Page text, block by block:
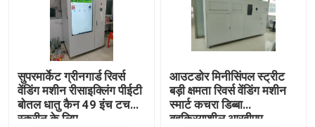
सुपरमार्केट ग्रीनगार्ड रिवर्स
वेंडिंग मशीन रीसाइक्लिंग पीईटी
बोतल धातु कैन 49 इंच टच
स्क्रीन के लिए
आउटडोर मिनीसिंपल स्ट्रीट
बड़ी क्षमता रिवर्स वेंडिंग मशीन
स्मार्ट कचरा डिब्बा
बहुक्रियाशील आरवीएम